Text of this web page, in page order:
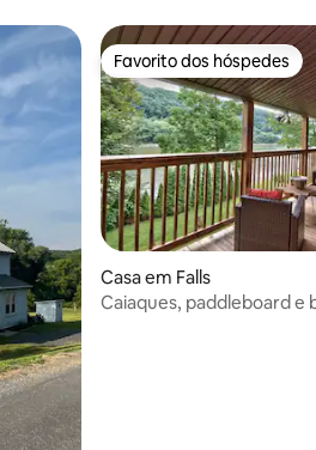
Favorito dos hóspedes
Favorito dos hóspedes
Casa em Falls
Caiaques, paddleboard e